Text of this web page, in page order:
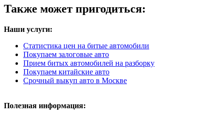
Также может пригодиться:
Наши услуги:
Статистика цен на битые автомобили
Покупаем залоговые авто
Прием битых автомобилей на разборку
Покупаем китайские авто
Срочный выкуп авто в Москве
Полезная информация: